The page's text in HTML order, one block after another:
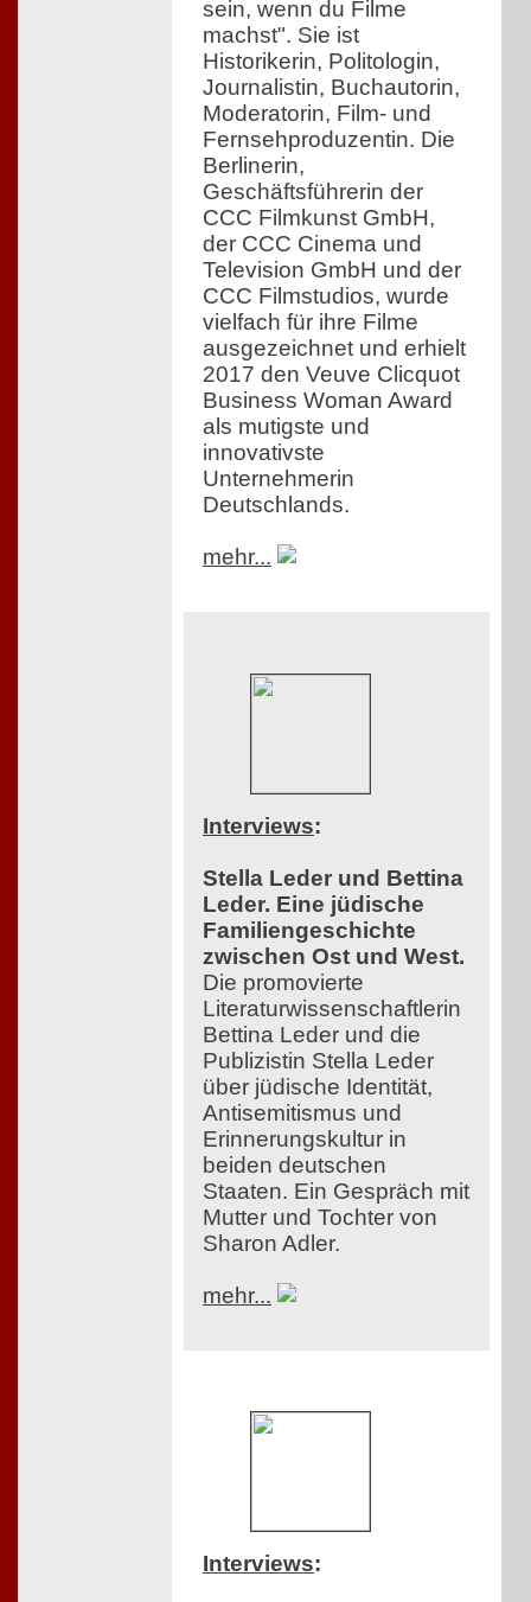
sein, wenn du Filme
machst". Sie ist
Historikerin, Politologin,
Journalistin, Buchautorin,
Moderatorin, Film- und
Fernsehproduzentin. Die
Berlinerin,
Geschäftsführerin der
CCC Filmkunst GmbH,
der CCC Cinema und
Television GmbH und der
CCC Filmstudios, wurde
vielfach für ihre Filme
ausgezeichnet und erhielt
2017 den Veuve Clicquot
Business Woman Award
als mutigste und
innovativste
Unternehmerin
Deutschlands.
mehr...
Interviews:
Stella Leder und Bettina
Leder. Eine jüdische
Familiengeschichte
zwischen Ost und West.
Die promovierte
Literaturwissenschaftlerin
Bettina Leder und die
Publizistin Stella Leder
über jüdische Identität,
Antisemitismus und
Erinnerungskultur in
beiden deutschen
Staaten. Ein Gespräch mit
Mutter und Tochter von
Sharon Adler.
mehr...
Interviews: